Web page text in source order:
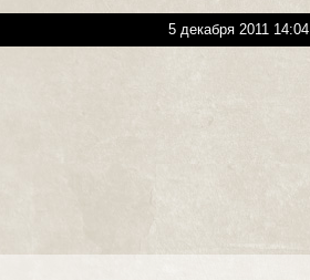
5 декабря 2011 14:04